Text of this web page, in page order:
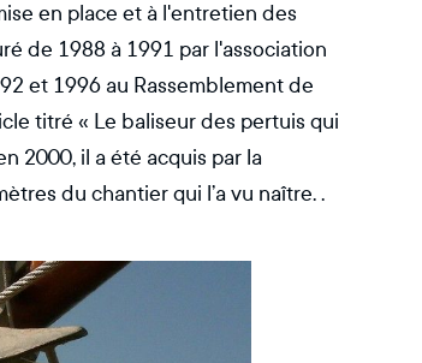
en place et à l'entretien des
de 1988 à 1991 par l'association
et 1996 au Rassemblement de
titré « Le baliseur des pertuis qui
2000, il a été acquis par la
du chantier qui l’a vu naître. .